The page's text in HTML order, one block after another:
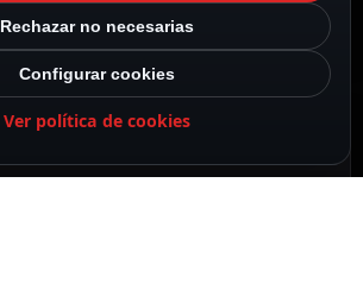
Rechazar no necesarias
Configurar cookies
Ver política de cookies